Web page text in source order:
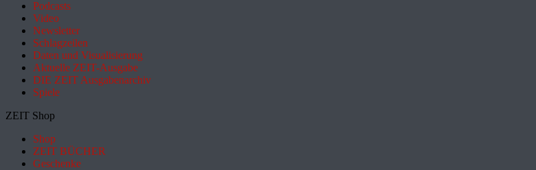
Podcasts
Video
Newsletter
Schlagzeilen
Daten und Visualisierung
Aktuelle ZEIT-Ausgabe
DIE ZEIT Ausgabenarchiv
Spiele
ZEIT Shop
Shop
ZEIT BÜCHER
Geschenke